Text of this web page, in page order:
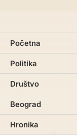
Početna
Politika
Društvo
Beograd
Hronika